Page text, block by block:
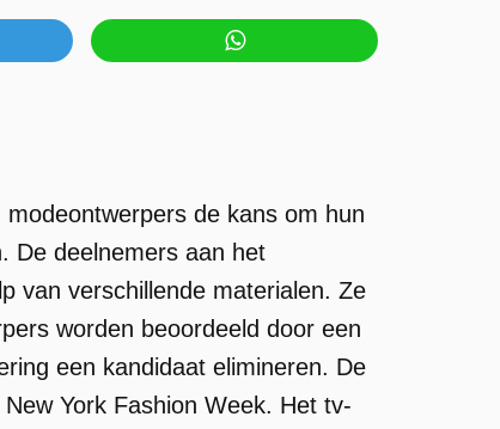
de kans om hun
De deelnemers aan het
van verschillende materialen. Ze
worden beoordeeld door een
een kandidaat elimineren. De
York Fashion Week. Het tv-